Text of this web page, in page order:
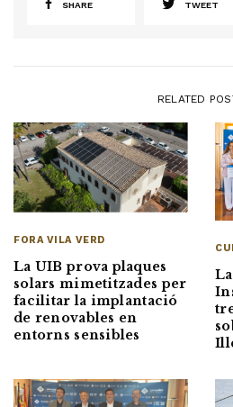
SHARE TWEET
RELATED
FORA VILA VERD
La UIB prova plaques
solars mimetitzades per
facilitar la implantació
de renovables en
entorns sensibles